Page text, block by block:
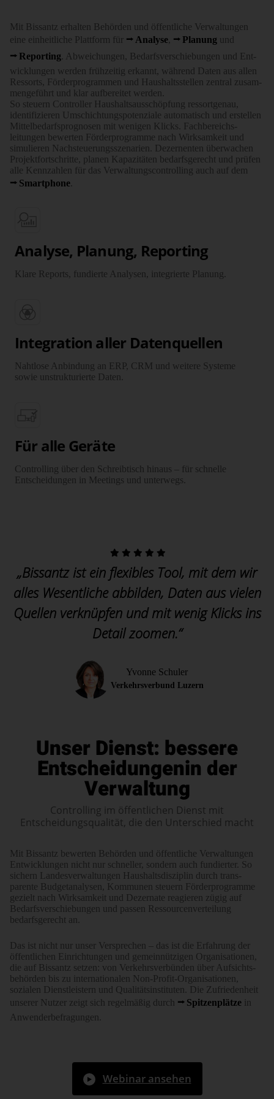
Mit Bissantz erhalten Behörden und öffent­liche Ver­waltungen
eine ein­heit­liche Platt­form für
Analyse, Planung und
Reporting . Abwei­chungen, Bedarfs­ver­schie­bungen und Ent­
wick­lungen werden früh­zeitig erkannt, während Daten aus allen
Ressorts, Förder­programmen und Haus­halts­stellen zentral zusam­
men­geführt und klar auf­bereitet werden.
So steuern Con­troller Haus­halts­aus­schöpfung ressort­genau,
identi­fizieren Um­schich­tungs­potenziale auto­matisch und erstellen
Mittel­bedarfs­prog­nosen mit wenigen Klicks. Fach­bereichs­
leitungen bewerten Förder­programme nach Wirk­sam­keit und
simu­lieren Nach­steue­rungs­sze­narien. Dezer­nenten über­wachen
Projekt­fort­schritte, planen Kapazi­täten bedarfs­gerecht und prüfen
alle Kenn­zahlen für das Ver­waltungs­con­trolling auch auf dem
Smartphone
Analyse, Planung, Reporting
Klare Reports, fundierte Analysen, integrierte Planung.
Integration aller Datenquellen
Nahtlose Anbindung an ERP, CRM und weitere Systeme
sowie unstrukturierte Daten.
Für alle Geräte
Controlling über den Schreibtisch hinaus – für schnelle
Entschei­dungen in Meetings und unterwegs.
„Bissantz ist ein flexibles Tool, mit dem wir
alles Wesentliche abbilden, Daten aus vielen
Quellen verknüpfen und mit wenig Klicks ins
Detail zoomen.“
Yvonne Schuler
Verkehrsverbund Luzern
Unser Dienst: bessere
Entscheidungenin der
Verwaltung
Controlling im öffentlichen Dienst mit
Entscheidungsqualität, die den Unterschied macht
Mit Bissantz bewerten Behörden und öffent­liche Verwal­tungen
Entwick­lungen nicht nur schneller, sondern auch fundier­ter. So
sichern Landes­verwal­tungen Haushalts­disziplin durch trans­
parente Budget­ana­lysen, Kommunen steuern Förder­programme
gezielt nach Wirksam­keit und Dezernate reagieren zügig auf
Bedarfs­ver­schie­bungen und passen Ressourcen­verteilung
bedarfs­gerecht an.
Das ist nicht nur unser Ver­sprechen – das ist die Erfah­rung der
öffent­lichen Ein­rich­tungen und gemein­nützigen Orga­nisa­tionen,
die auf Bissantz setzen: von Verkehrs­verbünden über Aufsichts­
behörden bis zu inter­nationalen Non-Profit-Orga­nisa­tionen,
sozialen Dienst­leistern und Qualitäts­insti­tuten. Die Zufrie­den­heit
unserer Nutzer zeigt sich regel­mäßig durch
Spitzen­plätze in
Anwender­befra­gungen.
Webinar ansehen